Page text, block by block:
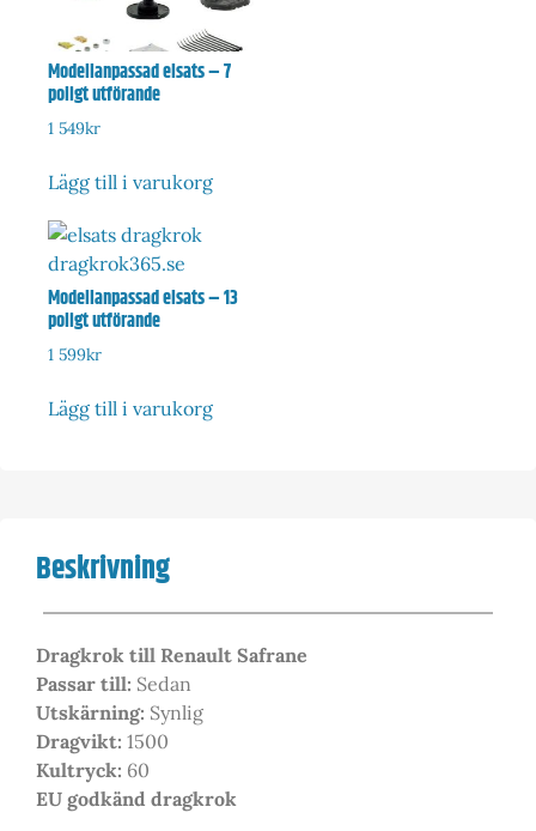
Modellanpassad elsats – 7
poligt utförande
1 549kr
Lägg till i varukorg
Modellanpassad elsats – 13
poligt utförande
1 599kr
Lägg till i varukorg
Beskrivning
Dragkrok till Renault Safrane
Passar till: Sedan
Utskärning: Synlig
Dragvikt: 1500
Kultryck: 60
EU godkänd dragkrok